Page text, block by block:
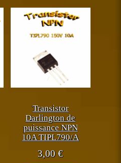
Transistor
Darlington de
puissance NPN
10A TIPL790/A
3,00€